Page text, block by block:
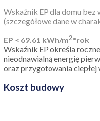
Wskaźnik EP dla domu bez
(szczegółowe dane w
EP < 69.61 kWh/m2*rok
Wskaźnik EP określa
nieodnawialną energię
oraz przygotowania ciepłej
Koszt budowy